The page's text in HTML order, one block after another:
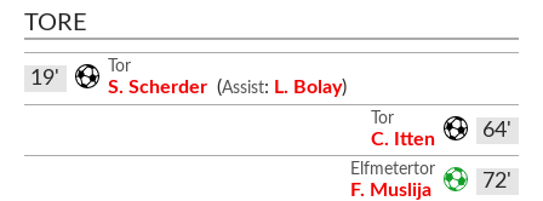
TORE
Tor
S. Scherder (Assist: L. Bolay)
19'
64'
Tor
C. Itten
72'
Elfmetertor
F. Muslija